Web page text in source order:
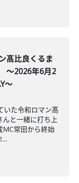
髙比良くるま
～2026年6月2
～
いた令和ロマン髙
んと一緒に打ち上
MC常田から終始